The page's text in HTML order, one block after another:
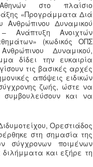
Αθηνών στο πλαίσιο
«Προγράμματα Διά
Ανθρώπινου Δυναμικού
Ανάπτυξη Ανοιχτών
(κωδικός ΟΠΣ
Δυναμικού,
δίδει την ευκαιρία
τις βασικές αρχές
απόψεις ειδικών
ζωής, ώστε να
και να
Ορεστιάδος
στη σημασία της
σύγχρονων ποιμένων
και εξήρε τη